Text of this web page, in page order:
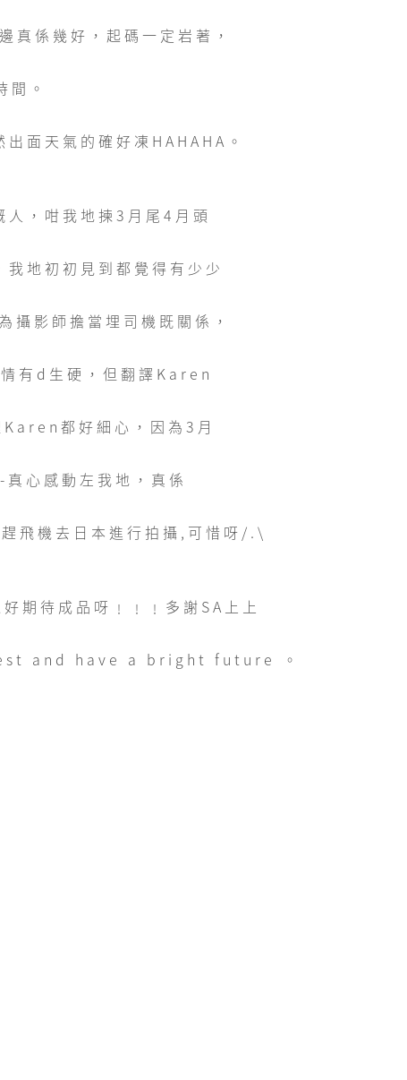
係幾好，起碼一定岩著，
。
面天氣的確好凍HAHAHA。
人，咁我地揀3月尾4月頭
地初初見到都覺得有少少
影師擔當埋司機既關係，
有d生硬，但翻譯Karen
都好細心，因為3月
心感動左我地，真係
飛機去日本進行拍攝,可惜呀/.\
期待成品呀﹗﹗﹗多謝SA上上
and have a bright future 。